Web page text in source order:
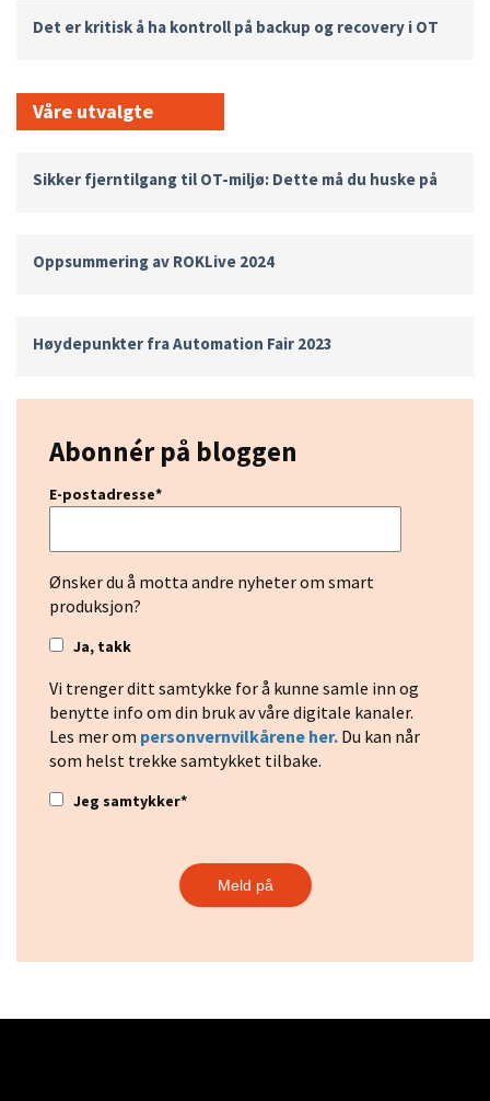
Det er kritisk å ha kontroll på backup og recovery i OT
Våre utvalgte
Sikker fjerntilgang til OT-miljø: Dette må du huske på
Oppsummering av ROKLive 2024
Høydepunkter fra Automation Fair 2023
Abonnér på bloggen
E-postadresse*
Ønsker du å motta andre nyheter om smart
produksjon?
Ja, takk
Vi trenger ditt samtykke for å kunne samle inn og
benytte info om din bruk av våre digitale kanaler.
Les mer om personvernvilkårene her. Du kan når
som helst trekke samtykket tilbake.
Jeg samtykker*